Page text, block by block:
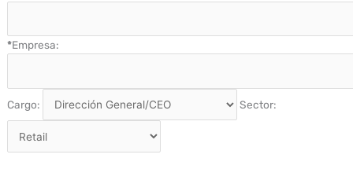
*Empresa:
Cargo: Sector: